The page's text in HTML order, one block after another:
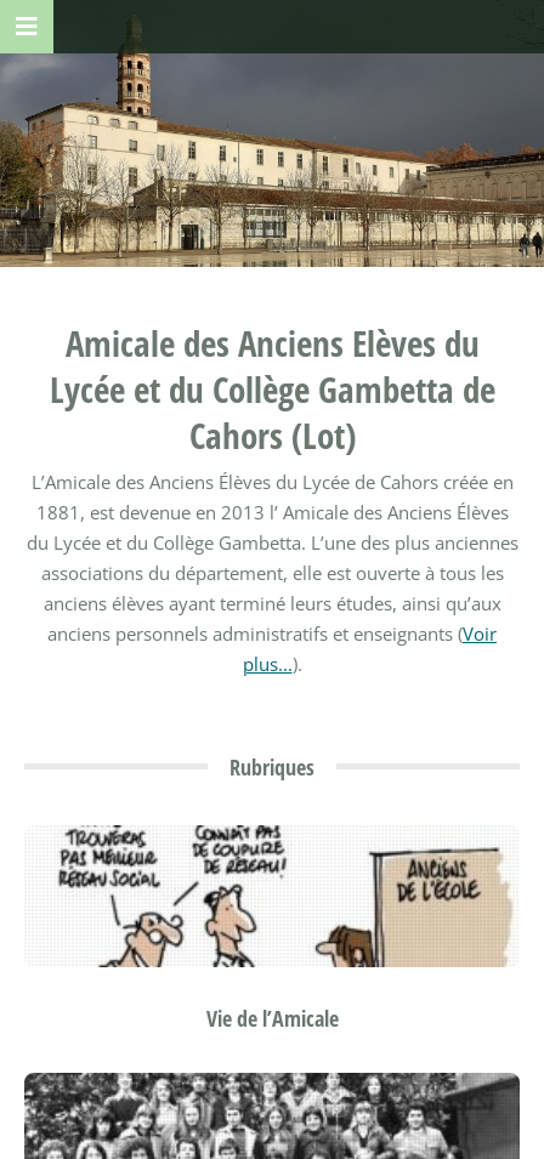
Amicale des Anciens Elèves du
Lycée et du Collège Gambetta de
Cahors (Lot)
L’Amicale des Anciens Élèves du Lycée de Cahors créée en
1881, est devenue en 2013 l’ Amicale des Anciens Élèves
du Lycée et du Collège Gambetta. L’une des plus anciennes
associations du département, elle est ouverte à tous les
anciens élèves ayant terminé leurs études, ainsi qu’aux
anciens personnels administratifs et enseignants (Voir
plus...).
Rubriques
Vie de l’Amicale